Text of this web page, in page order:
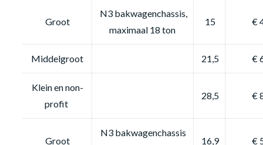
Groot
N3 bakwagenchassis,
maximaal 18 ton
15 €
Middelgroot 21,5 €
Klein en non-
profit
28,5 €
Groot
N3 bakwagenchassis
16,9 €